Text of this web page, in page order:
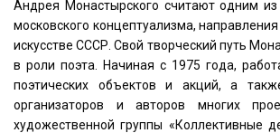
Андрея Монастырского считают одним из
московского концептуализма,
искусстве СССР. Свой творческий путь
в роли поэта. Начиная с 1975 года,
поэтических объектов и акций, а
организаторов и авторов многих
художественной группы «Коллективные